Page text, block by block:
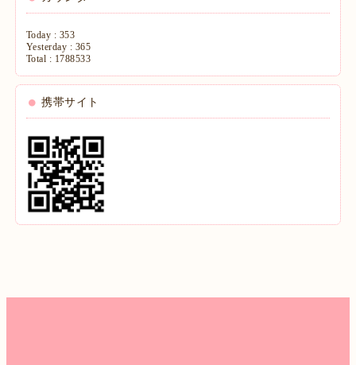
Today : 353
Yesterday : 365
Total : 1788533
携帯サイト